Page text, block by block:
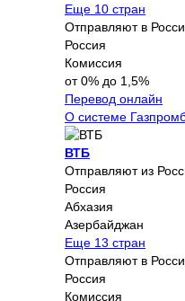
Еще 10 стран
Отправляют в
Россия
Комиссия
от 0% до 1,5%
Перевод онлайн
О системе
ВТБ
Отправляют из
Россия
Абхазия
Азербайджан
Еще 13 стран
Отправляют в
Россия
Комиссия